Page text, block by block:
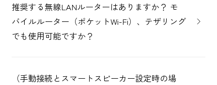
推奨する無線LANルーターはありますか？ モ
バイルルーター（ポケットWi-Fi）、テザリング
でも使用可能ですか？
（手動接続とスマートスピーカー設定時の場